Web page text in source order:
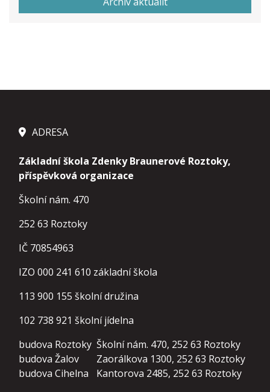
ADRESA
Základní škola Zdenky Braunerové Roztoky,
příspěvková organizace
Školní nám. 470
252 63 Roztoky
IČ 70854963
IZO 000 241 610 základní škola
113 900 155 školní družina
102 738 921 školní jídelna
budova Roztoky Školní nám. 470, 252 63 Roztoky
budova Žalov
Zaorálkova 1300, 252 63 Roztoky
budova Cihelna
Kantorova 2485, 252 63 Roztoky